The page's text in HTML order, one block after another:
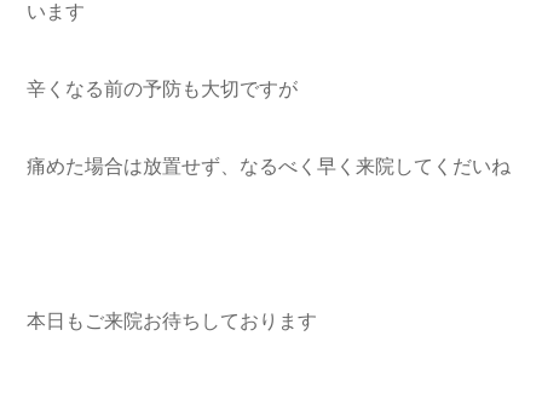
います
辛くなる前の予防も大切ですが
痛めた場合は放置せず、なるべく早く来院してくだいね
本日もご来院お待ちしております